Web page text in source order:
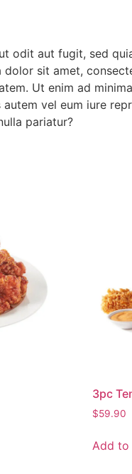
odit aut fugit, sed
sit amet,
Ut enim ad
vel eum iure
pariatur?
3pc
$59.90
Add